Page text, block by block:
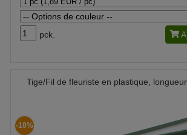
pck.
Tige/Fil de fleuriste en plastique,
-18%